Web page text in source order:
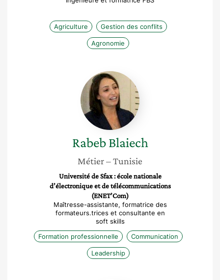
Agriculture Gestion des conflits
Agronomie
Rabeb
Blaiech
Rabeb Blaiech
Métier– Tunisie
Université de Sfax : école nationale
d’électronique et de télécommunications
(ENET’Com)
Maîtresse-assistante, formatrice des
formateurs.trices et consultante en
soft skills
Formation professionnelle
Communication
Leadership